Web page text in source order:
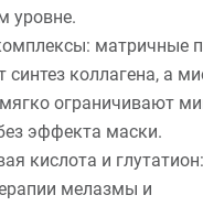
уровне.
матричные
синтез коллагена, а
ограничивают
эффекта маски.
кислота и
мелазмы и